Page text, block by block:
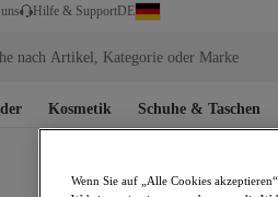
Hilfe & SupportDE
nach Artikel, Kategorie oder Marke
Kosmetik Schuhe & Taschen
Wenn Sie auf „Alle Cookies